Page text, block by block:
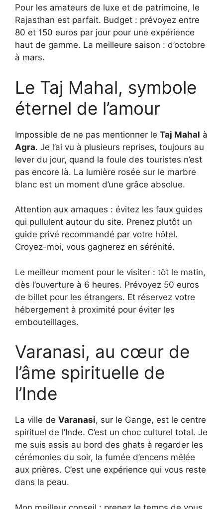
Pour les amateurs de luxe et de patrimoine, le
Rajasthan est parfait. Budget : prévoyez entre
80 et 150 euros par jour pour une expérience
haut de gamme. La meilleure saison : d’octobre
à mars.
Le Taj Mahal, symbole
éternel de l’amour
Impossible de ne pas mentionner le Taj Mahal à
Agra. Je l’ai vu à plusieurs reprises, toujours au
lever du jour, quand la foule des touristes n’est
pas encore là. La lumière rosée sur le marbre
blanc est un moment d’une grâce absolue.
Attention aux arnaques : évitez les faux guides
qui pullulent autour du site. Prenez plutôt un
guide privé recommandé par votre hôtel.
Croyez-moi, vous gagnerez en sérénité.
Le meilleur moment pour le visiter : tôt le matin,
dès l’ouverture à 6 heures. Prévoyez 50 euros
de billet pour les étrangers. Et réservez votre
hébergement à proximité pour éviter les
embouteillages.
Varanasi, au cœur de
l’âme spirituelle de
l’Inde
La ville de Varanasi, sur le Gange, est le centre
spirituel de l’Inde. C’est un choc culturel total. Je
me suis assis au bord des ghats à regarder les
cérémonies du soir, la fumée d’encens mêlée
aux prières. C’est une expérience qui vous reste
dans la peau.